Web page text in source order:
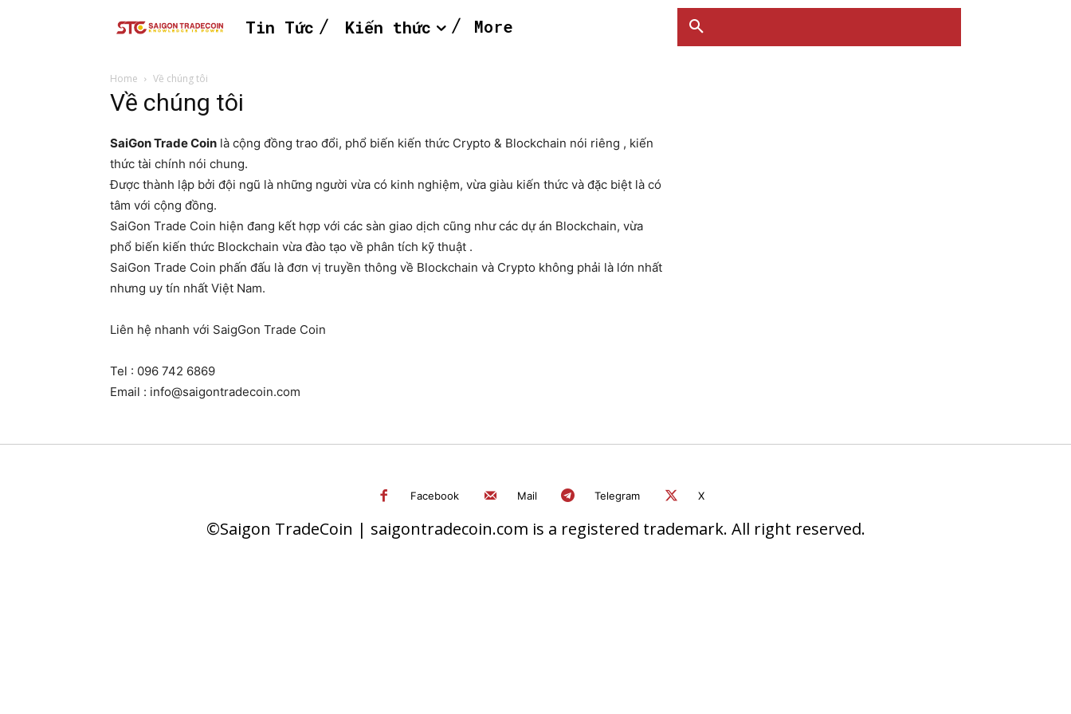
Tin Tức Kiến thức More
Home Về chúng tôi
Về chúng tôi
SaiGon Trade Coin là cộng đồng trao đổi, phổ biến kiến thức Crypto & Blockchain nói riêng , kiến
thức tài chính nói chung.
Được thành lập bởi đội ngũ là những người vừa có kinh nghiệm, vừa giàu kiến thức và đặc biệt là có
tâm với cộng đồng.
SaiGon Trade Coin hiện đang kết hợp với các sàn giao dịch cũng như các dự án Blockchain, vừa
phổ biến kiến thức Blockchain vừa đào tạo về phân tích kỹ thuật .
SaiGon Trade Coin phấn đấu là đơn vị truyền thông về Blockchain và Crypto không phải là lớn nhất
nhưng uy tín nhất Việt Nam.
Liên hệ nhanh với SaigGon Trade Coin
Tel : 096 742 6869
Email : info@saigontradecoin.com
Facebook Mail Telegram X
©Saigon TradeCoin | saigontradecoin.com is a registered trademark. All right reserved.